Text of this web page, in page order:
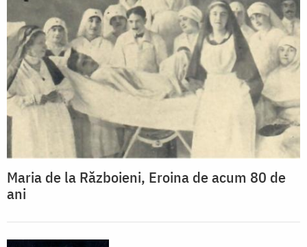
Maria de la Războieni, Eroina de acum 80 de
ani